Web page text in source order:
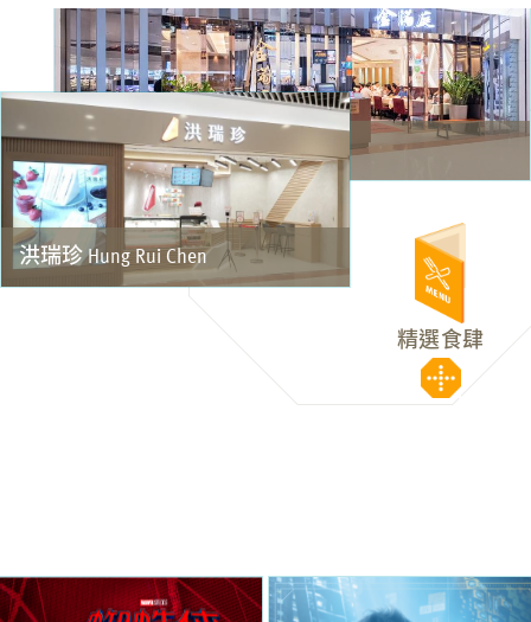
金滿庭 Modern China Restaurant
洪瑞珍 Hung Rui Chen
精選食肆